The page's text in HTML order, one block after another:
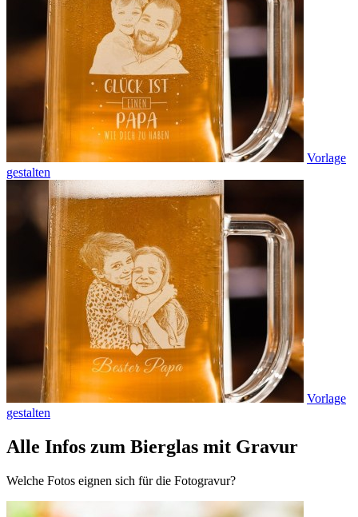
Vorlage
gestalten
Vorlage
gestalten
Alle Infos zum Bierglas mit Gravur
Welche Fotos eignen sich für die Fotogravur?